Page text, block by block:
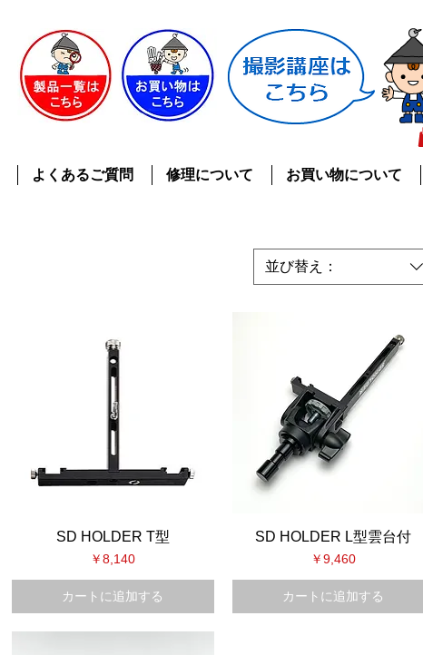
よくあるご質問 修理について お買い物について
並び替え：
SD HOLDER T型
価格
￥8,140
カートに追加する
SD HOLDER L型雲台付
価格
￥9,460
カートに追加する